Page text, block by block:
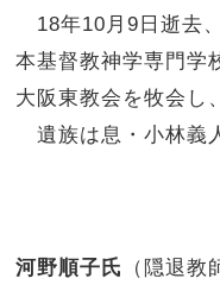
18年10月9日逝去
本基督教神学専門学
大阪東教会を牧会し
遺族は息・小林義
河野順子氏
（隠退教